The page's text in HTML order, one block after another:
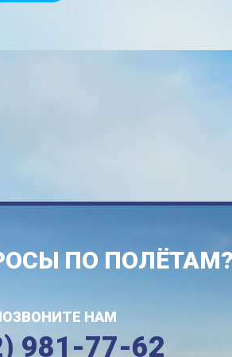
ПО
НАМ
981-77-62